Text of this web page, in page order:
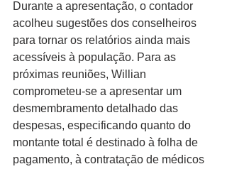
Durante a apresentação, o contador
acolheu sugestões dos conselheiros
para tornar os relatórios ainda mais
acessíveis à população. Para as
próximas reuniões, Willian
comprometeu-se a apresentar um
desmembramento detalhado das
despesas, especificando quanto do
montante total é destinado à folha de
pagamento, à contratação de médicos